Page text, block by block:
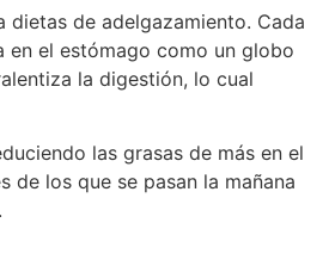
de adelgazamiento. Cada
en el estómago como un globo
la digestión, lo cual
las grasas de más en el
de los que se pasan la mañana